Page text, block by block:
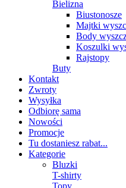
Bielizna
Biustonosze
Majtki
Body
Koszulki
Rajstopy
Buty
Kontakt
Zwroty
Wysyłka
Odbiorę sama
Nowości
Promocje
Tu dostaniesz rabat...
Kategorie
Bluzki
T-shirty